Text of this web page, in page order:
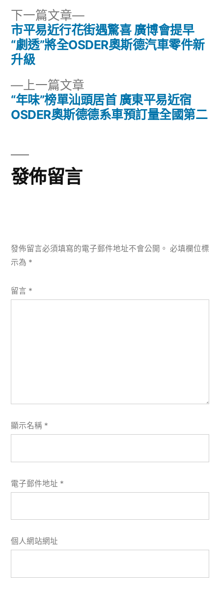
文
章
導
覽
上一篇文章
一
篇
“年味”榜單汕頭居首 廣東平易近宿
OSDER奧斯德德系車預訂量全國第二
下一篇文章
下
一
篇
市平易近行花街遇驚喜 廣博會提早
“劇透”將全OSDER奧斯德汽車零件新
升級
發佈留言
發佈留言必須填寫的電子郵件地址不會公開。 必填欄位標
示為 *
留言 *
顯示名稱 *
電子郵件地址 *
個人網站網址